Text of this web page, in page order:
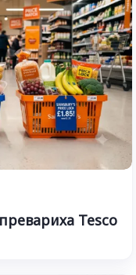
Tesco